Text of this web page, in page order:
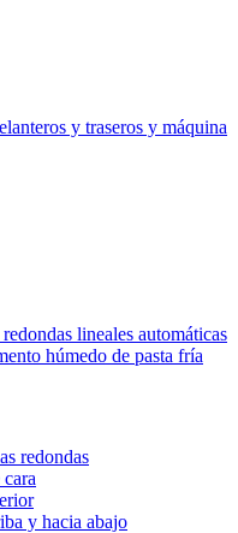
y traseros y máquina
lineales automáticas
húmedo de pasta fría
redondas
y hacia abajo